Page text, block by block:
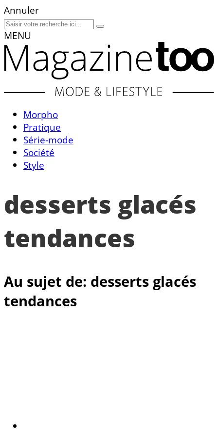
Annuler
MENU
Morpho
Pratique
Série-mode
Société
Style
desserts glacés
tendances
Au sujet de: desserts glacés
tendances